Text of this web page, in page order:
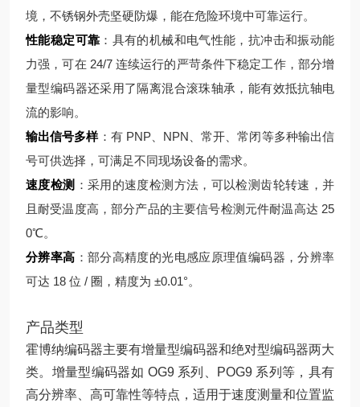
境，不锈钢外壳坚硬防爆，能在危险环境中可靠运行。
性能稳定可靠 ：具有的机械和电气性能，抗冲击和振动能
力强，可在 24/7 连续运行的严苛条件下稳定工作，部分增
量型编码器还采用了隔离混合滚珠轴承，能有效抵抗轴电
流的影响。
输出信号多样：有 PNP、NPN、常开、常闭等多种输出信
号可供选择，可满足不同现场设备的需求。
速度检测 ：采用的速度检测方法，可以检测齿轮转速，并
且耐受温度高，部分产品的主要信号检测元件耐温高达 25
0℃。
分辨率高 ：部分高精度的光电感应原理值编码器，分辨率
可达 18 位 / 圈，精度为 ±0.01°。
产品类型
霍博纳编码器主要有增量型编码器和绝对型编码器两大
类。增量型编码器如 OG9 系列、POG9 系列等，具有
高分辨率、高可靠性等特点，适用于速度测量和位置监